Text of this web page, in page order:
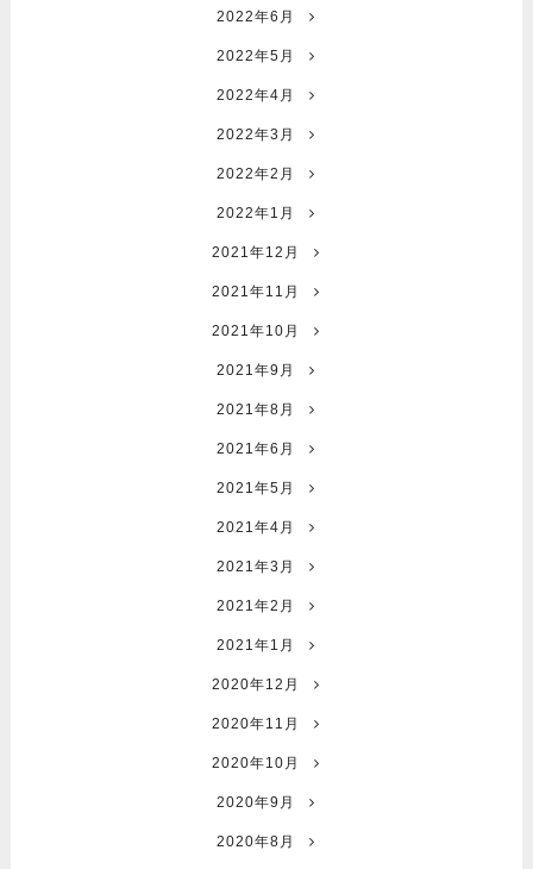
2022年6月
2022年5月
2022年4月
2022年3月
2022年2月
2022年1月
2021年12月
2021年11月
2021年10月
2021年9月
2021年8月
2021年6月
2021年5月
2021年4月
2021年3月
2021年2月
2021年1月
2020年12月
2020年11月
2020年10月
2020年9月
2020年8月